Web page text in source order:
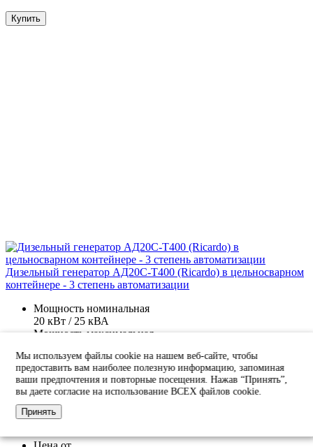
Купить
Дизельный генератор АД20С-Т400 (Ricardo) в цельносварном
контейнере - 3 степень автоматизации
Мощность номинальная
20 кВт / 25 кВА
Мощность максимальная
Источник питания
Резервный
Объем топливного бака, л
120
Расход топлива при 75%, л/ч
6
Мы используем файлы cookie на нашем веб-сайте, чтобы
предоставить вам наиболее полезную информацию, запоминая
ваши предпочтения и повторные посещения. Нажав “Принять”,
вы даете согласие на использование ВСЕХ файлов cookie.
Принять